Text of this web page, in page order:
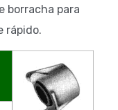
borracha para
rápido.